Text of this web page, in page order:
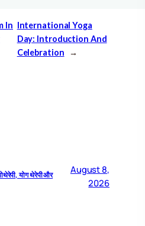
In International Yoga
Day: Introduction And
Celebration
→
योग थेरेपी और
August 8,
2026